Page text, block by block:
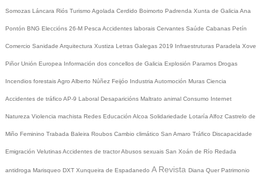
Somozas Láncara Riós Turismo Agolada Cerdido Boimorto Padrenda Xunta de Galicia Ana
Pontón BNG Eleccións 26-M Pesca Accidentes laborais Cervantes Saúde Cabanas Petín
Comercio Sanidade Arquitectura Xustiza Letras Galegas 2019 Infraestruturas Paradela Xove
Piñor Unión Europea Información dos concellos de Galicia Explosión Paramos Drogas
Incendios forestaisAgro Alberto Núñez Feijóo Industria Automoción Muras Ciencia
Accidentes de tráfico AP-9 Laboral Desaparicións Maltrato animal Consumo Internet
Natureza Violencia machista Redes Educación Alcoa Solidariedade Lotaría Alfoz Castrelo de
Miño Feminino Trabada Baleira Roubos Cambio climático San Amaro Tráfico Discapacidade
Emigración VelutinasAccidentes de tractorAbusos sexuais San Xoán de Río Redada
antidroga Marisqueo DXT Xunqueira de Espadanedo A Revista Diana Quer Patrimonio